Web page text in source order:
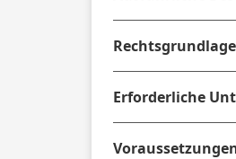
Erforderliche